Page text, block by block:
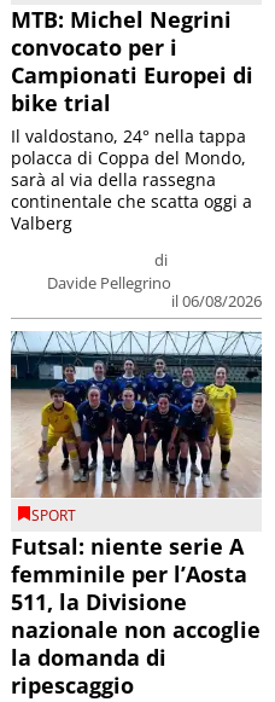
MTB: Michel Negrini
convocato per i
Campionati Europei di
bike trial
di
Davide Pellegrino
il 06/08/2026
Il valdostano, 24° nella tappa
polacca di Coppa del Mondo,
sarà al via della rassegna
continentale che scatta oggi a
Valberg
SPORT
Futsal: niente serie A
femminile per l’Aosta
511, la Divisione
nazionale non accoglie
la domanda di
ripescaggio